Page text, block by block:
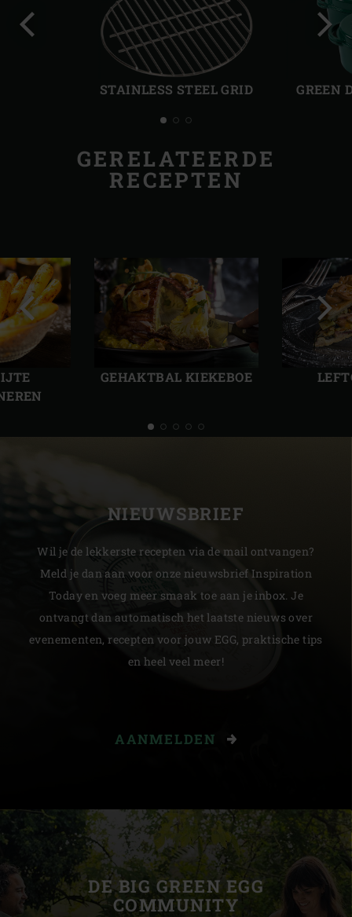
STAINLESS STEEL GRID GREEN
GERELATEERDE
RECEPTEN
GEHAKTBAL KIEKEBOE
Vorige
slide
NIEUWSBRIEF
Wil je de lekkerste recepten via de mail ontvangen?
Meld je dan aan voor onze nieuwsbrief Inspiration
Today en voeg meer smaak toe aan je inbox. Je
ontvangt dan automatisch het laatste nieuws over
evenementen, recepten voor jouw EGG, praktische tips
en heel veel meer!
AANMELDEN
DE BIG GREEN EGG
COMMUNITY